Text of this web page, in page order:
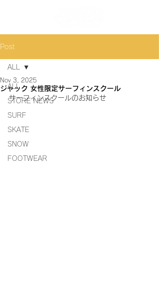
Post
ALL
STORE NEWS
SURF
SKATE
SNOW
FOOTWEAR
ALL
ジャック 女性限定サーフィンスクール
Nov 3, 2025
サーフィンスクールのお知らせ